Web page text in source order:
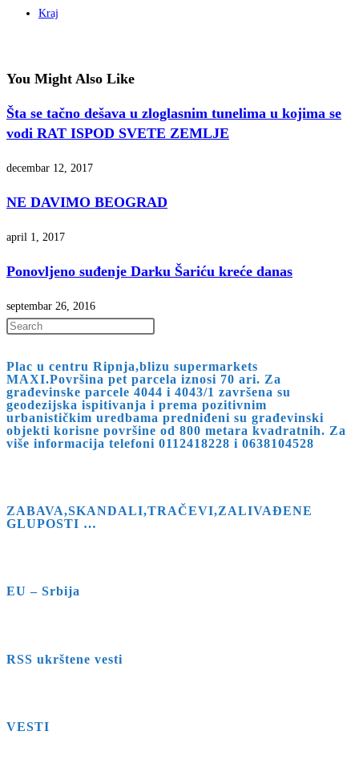
Kraj
You Might Also Like
Šta se tačno dešava u zloglasnim tunelima u kojima se
vodi RAT ISPOD SVETE ZEMLJE
decembar 12, 2017
NE DAVIMO BEOGRAD
april 1, 2017
Ponovljeno suđenje Darku Šariću kreće danas
septembar 26, 2016
to
close
the
search
panel.
Plac u centru Ripnja,blizu supermarkets
MAXI.Površina pet parcela iznosi 70 ari. Za
građevinske parcele 4044 i 4043/1 završena su
geodezijska ispitivanja i prema pozitivnim
urbanističkim uredbama predniđeni su građevinski
objekti korisne površine od 800 metara kvadratnih. Za
više informacija telefoni 0112418228 i 0638104528
ZABAVA,SKANDALI,TRAČEVI,ZALIVAĐENE
GLUPOSTI …
EU – Srbija
RSS ukrštene vesti
VESTI